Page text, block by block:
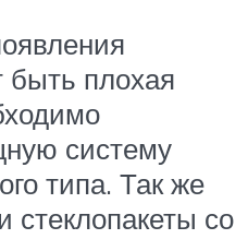
быть плохая
систему
типа. Так же
стеклопакеты со